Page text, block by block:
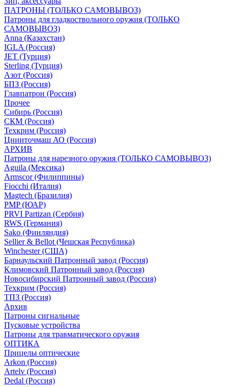
ПАТРОНЫ (ТОЛЬКО САМОВЫВОЗ)
Патроны для гладкоствольного оружия (ТОЛЬКО
САМОВЫВОЗ)
Anna (Казахстан)
IGLA (Россия)
JET (Турция)
Sterling (Турция)
Азот (Россия)
БПЗ (Россия)
Главпатрон (Россия)
Прочее
Сибирь (Россия)
СКМ (Россия)
Техкрим (Россия)
Цнииточмаш АО (Россия)
АРХИВ
Патроны для нарезного оружия (ТОЛЬКО САМОВЫВОЗ)
Aguila (Мексика)
Armscor (Филиппины)
Fiocchi (Италия)
Magtech (Бразилия)
PMP (ЮАР)
PRVI Partizan (Сербия)
RWS (Германия)
Sako (Финляндия)
Sellier & Bellot (Чешская Республика)
Winchester (США)
Барнаульский Патронный завод (Россия)
Климовский Патронный завод (Россия)
Новосибирский Патронный завод (Россия)
Техкрим (Россия)
ТПЗ (Россия)
Архив
Патроны сигнальные
Пусковые устройства
Патроны для травматического оружия
ОПТИКА
Прицелы оптические
Arkon (Россия)
Artelv (Россия)
Dedal (Россия)